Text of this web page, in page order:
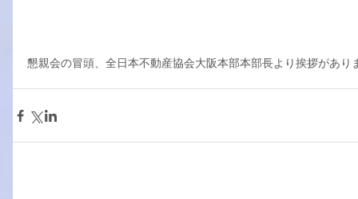
懇親会の冒頭、全日本不動産協会大阪本部本部長より挨拶があり